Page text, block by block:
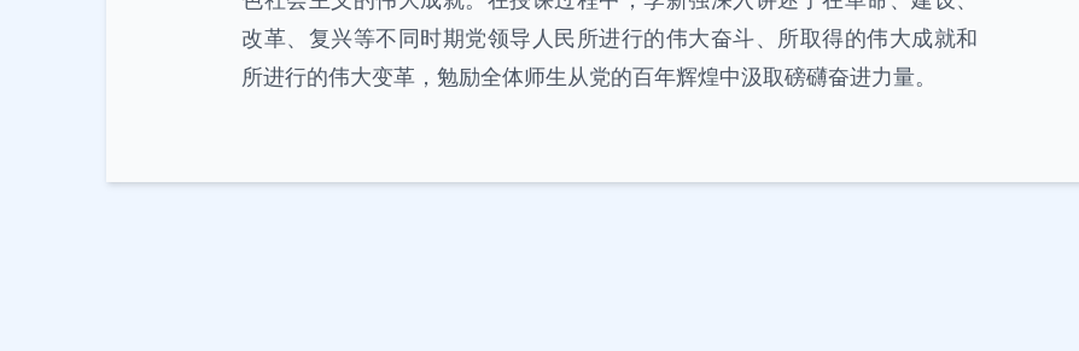
改革、复兴等不同时期党领导人民所进行的伟大奋斗、所取得的伟大成就和
所进行的伟大变革，勉励全体师生从党的百年辉煌中汲取磅礴奋进力量。